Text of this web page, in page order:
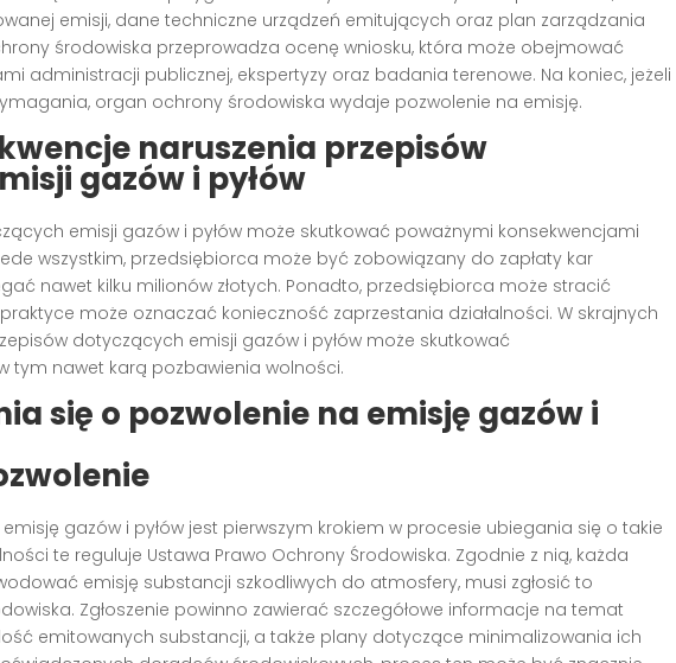
emisji, dane techniczne urządzeń emitujących oraz plan zarządzania
środowiska przeprowadza ocenę wniosku, która może obejmować
administracji publicznej, ekspertyzy oraz badania terenowe. Na koniec, jeżeli
organ ochrony środowiska wydaje pozwolenie na emisję.
naruszenia przepisów
gazów i pyłów
emisji gazów i pyłów może skutkować poważnymi konsekwencjami
wszystkim, przedsiębiorca może być zobowiązany do zapłaty kar
nawet kilku milionów złotych. Ponadto, przedsiębiorca może stracić
może oznaczać konieczność zaprzestania działalności. W skrajnych
dotyczących emisji gazów i pyłów może skutkować
tym nawet karą pozbawienia wolności.
się o pozwolenie na emisję gazów i
gazów i pyłów jest pierwszym krokiem w procesie ubiegania się o takie
te reguluje Ustawa Prawo Ochrony Środowiska. Zgodnie z nią, każda
emisję substancji szkodliwych do atmosfery, musi zgłosić to
Zgłoszenie powinno zawierać szczegółowe informacje na temat
emitowanych substancji, a także plany dotyczące minimalizowania ich